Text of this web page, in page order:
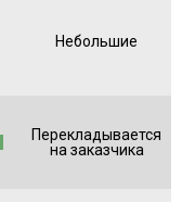
Небольшие
Перекладывается
на заказчика